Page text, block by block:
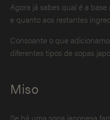
Agora já sabes qual é a
e quanto aos restantes
Consoante o que
diferentes tipos de sopas
Miso
Se há uma sopa japonesa